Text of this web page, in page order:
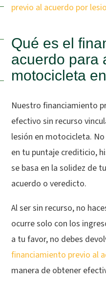
previo al acuerdo por
Qué es el
acuerdo para
motocicleta
Nuestro financiamiento
efectivo sin recurso
lesión en motocicleta.
en tu puntaje crediticio,
se basa en la solidez de
acuerdo o veredicto.
Al ser sin recurso, no
ocurre solo con los
a tu favor, no debes
financiamiento previo al
manera de obtener